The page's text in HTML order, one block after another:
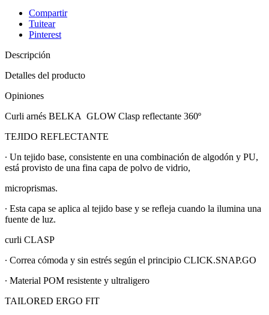
Compartir
Tuitear
Pinterest
Descripción
Detalles del producto
Opiniones
Curli arnés BELKA GLOW Clasp reflectante 360º
TEJIDO REFLECTANTE
∙ Un tejido base, consistente en una combinación de algodón y PU,
está provisto de una fina capa de polvo de vidrio,
microprismas.
∙ Esta capa se aplica al tejido base y se reﬂeja cuando la ilumina una
fuente de luz.
curli CLASP
∙ Correa cómoda y sin estrés según el principio CLICK.SNAP.GO
∙ Material POM resistente y ultraligero
TAILORED ERGO FIT